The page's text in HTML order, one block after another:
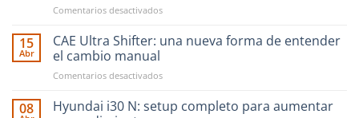
Comentarios desactivadosen
financiar
tus
en
Motorsport
15
Abr
CAE Ultra Shifter: una nueva forma de entender
el cambio manual
Comentarios desactivadosen
Ultra
Shifter:
08
Hyundai i30 N: setup completo para aumentar